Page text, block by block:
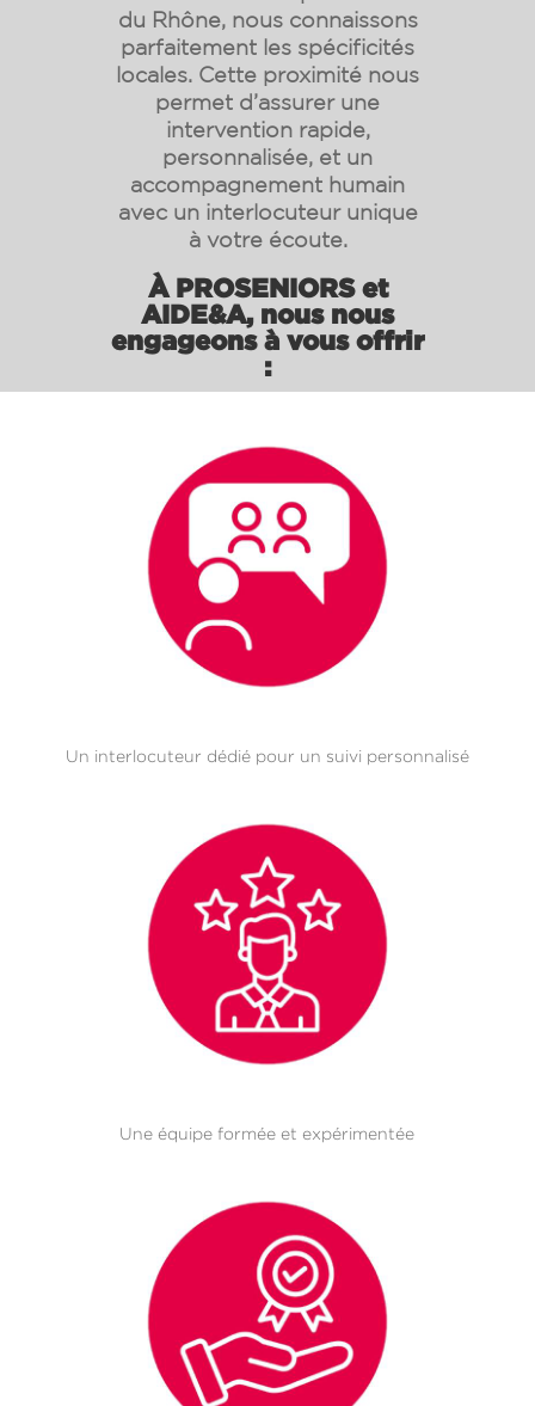
du Rhône, nous connaissons
parfaitement les spécificités
locales. Cette proximité nous
permet d’assurer une
intervention rapide,
personnalisée, et un
accompagnement humain
avec un interlocuteur unique
à votre écoute.
À PROSENIORS et
AIDE&A, nous nous
engageons à vous offrir
:
Un interlocuteur dédié pour un suivi personnalisé
Une équipe formée et expérimentée